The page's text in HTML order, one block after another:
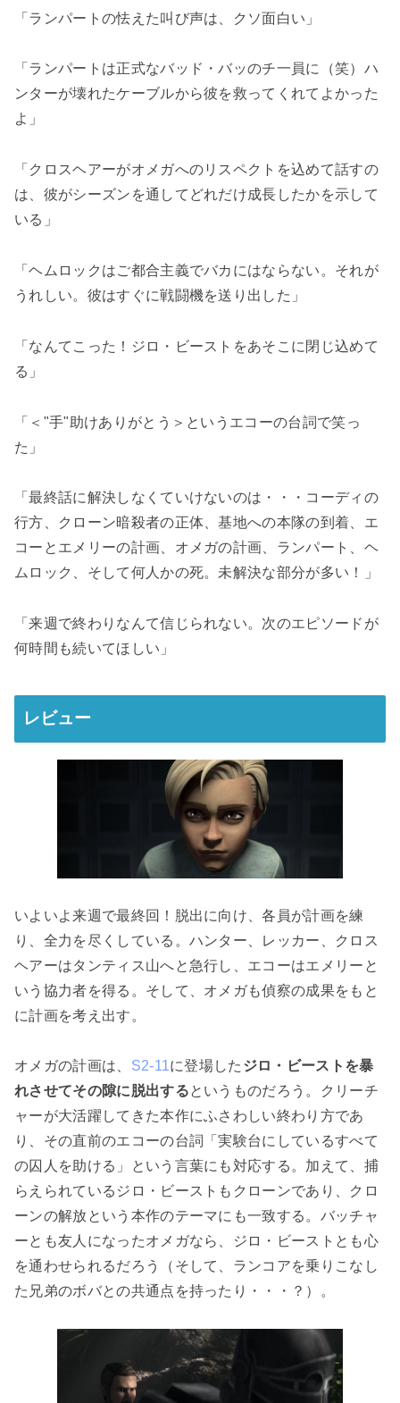
「ランパートの怯えた叫び声は、クソ面白い」
「ランパートは正式なバッド・バッのチ一員に（笑）ハ
ンターが壊れたケーブルから彼を救ってくれてよかった
よ」
「クロスヘアーがオメガへのリスペクトを込めて話すの
は、彼がシーズンを通してどれだけ成長したかを示して
いる」
「ヘムロックはご都合主義でバカにはならない。それが
うれしい。彼はすぐに戦闘機を送り出した」
「なんてこった！ジロ・ビーストをあそこに閉じ込めて
る」
「＜"手"助けありがとう＞というエコーの台詞で笑っ
た」
「最終話に解決しなくていけないのは・・・コーディの
行方、クローン暗殺者の正体、基地への本隊の到着、エ
コーとエメリーの計画、オメガの計画、ランパート、ヘ
ムロック、そして何人かの死。未解決な部分が多い！」
「来週で終わりなんて信じられない。次のエピソードが
何時間も続いてほしい」
レビュー
いよいよ来週で最終回！脱出に向け、各員が計画を練
り、全力を尽くしている。ハンター、レッカー、クロス
ヘアーはタンティス山へと急行し、エコーはエメリーと
いう協力者を得る。そして、オメガも偵察の成果をもと
に計画を考え出す。
オメガの計画は、 S2-11に登場した ジロ・ビーストを暴
れさせてその隙に脱出するというものだろう。クリーチ
ャーが大活躍してきた本作にふさわしい終わり方であ
り、その直前のエコーの台詞「実験台にしているすべて
の囚人を助ける」という言葉にも対応する。加えて、捕
らえられているジロ・ビーストもクローンであり、クロ
ーンの解放という本作のテーマにも一致する。バッチャ
ーとも友人になったオメガなら、ジロ・ビーストとも心
を通わせられるだろう（そして、ランコアを乗りこなし
た兄弟のボバとの共通点を持ったり・・・？）。